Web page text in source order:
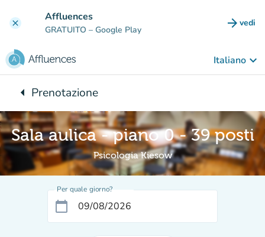
clear Affluences
GRATUITO – Google Play arrow_forward vedi
Italiano keyboard_arrow_down
arrow_leftTorna a:
Prenotazione
Sala aulica - piano 0 - 39 posti
Psicologia Kiesow
Per quale giorno?
calendar_today